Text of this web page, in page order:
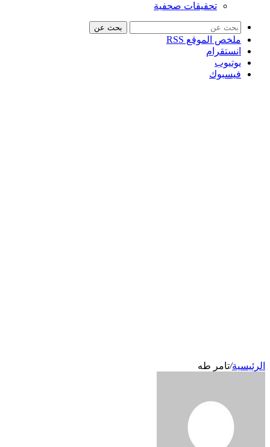
تحقيقات صحفية
بحث عن
ملخص الموقع RSS
انستقرام
يوتيوب
فيسبوك
الرئيسية/تامر طه